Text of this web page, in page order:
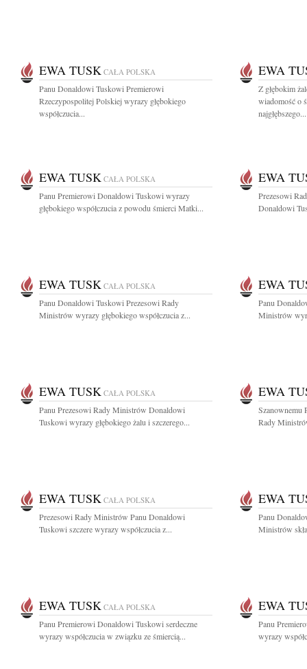
EWA TUSK CAŁA POLSKA
Panu Donaldowi Tuskowi Premierowi
Rzeczypospolitej Polskiej wyrazy głębokiego
współczucia...
EWA
Z głębokim
wiadomość o
najgłębszego...
EWA TUSK CAŁA POLSKA
Panu Premierowi Donaldowi Tuskowi wyrazy
głębokiego współczucia z powodu śmierci Matki...
EWA
Prezesowi
Donaldowi
EWA TUSK CAŁA POLSKA
Panu Donaldowi Tuskowi Prezesowi Rady
Ministrów wyrazy głębokiego współczucia z...
EWA
Panu
Ministrów
EWA TUSK CAŁA POLSKA
Panu Prezesowi Rady Ministrów Donaldowi
Tuskowi wyrazy głębokiego żalu i szczerego...
EWA
Szanownemu
Rady
EWA TUSK CAŁA POLSKA
Prezesowi Rady Ministrów Panu Donaldowi
Tuskowi szczere wyrazy współczucia z...
EWA
Panu
Ministrów
EWA TUSK CAŁA POLSKA
Panu Premierowi Donaldowi Tuskowi serdeczne
wyrazy współczucia w związku ze śmiercią...
EWA
Panu
wyrazy